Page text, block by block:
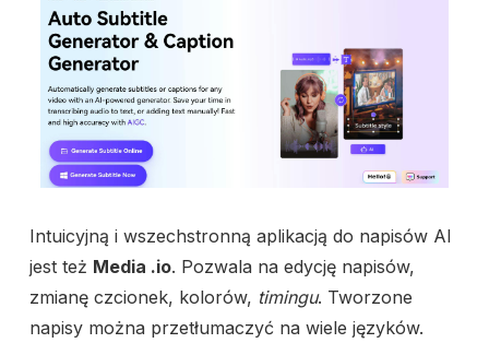
Intuicyjną i wszechstronną aplikacją do napisów AI
jest też Media .io. Pozwala na edycję napisów,
zmianę czcionek, kolorów, timingu. Tworzone
napisy można przetłumaczyć na wiele języków.